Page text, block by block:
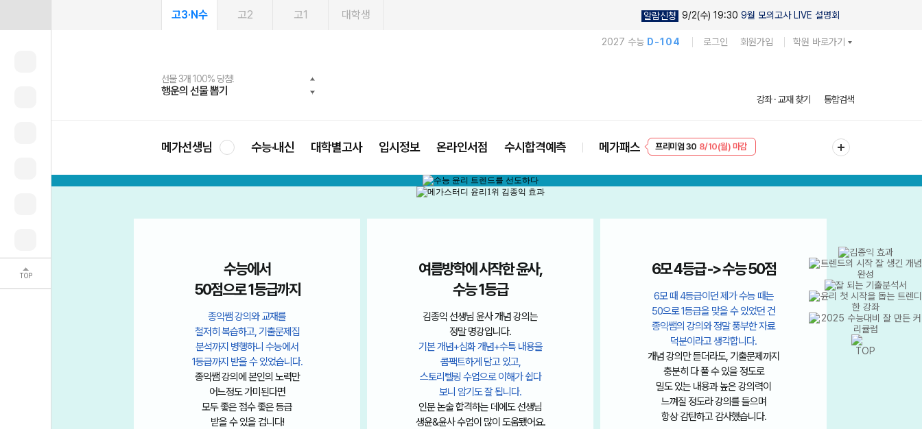
TOP
고3·N수 고2 고1 대학생 알람신청 9/2(수) 19:30 9월 모의고사 LIVE 설명회
2027 수능 D-104 로그인 회원가입 학원 바로가기
메가스터디
선물 3개 100% 당첨!
행운의 선물 뽑기
선물 100% 증정!
메가스터디 X 올리브
여름방학 스터디 캐시백
메가런 썸머스쿨
2027 러셀 단과
강사 공개선발
스마트러닝앱
설문 EVENT
메가패스
3일 무료 체험권
메가패스 수강생 무료혜택!
메가클럽 멤버십
사회공헌 캠페인
희망이룸 메가나눔
강좌 · 교재 찾기 통합검색
메가선생님 수능·내신 대학별고사 입시정보 온라인서점 수시합격예측 메가패스
EVENT 8/10(월) 마감
* 2018년 ~ 현재까지 메가스터디 생활과윤리/윤리와사상 매출 기준
에서
1등급까지
여름방학에 시작한 윤사,
수능 1등급
김종익 선생님 윤사 개념 강의는
정말 명강입니다.
기본 개념+심화 개념+수특 내용을
콤팩트하게 담고 있고,
스토리텔링 수업으로 이해가 쉽다
보니 암기도 잘 됩니다.
인문 논술 합격하는 데에도 선생님
생윤&윤사 수업이 많이 도움됐어요.
6모 4등급 -> 수능 50점
6모 때 4등급이던 제가 수능 때는
50으로 1등급을 맞을 수 있었던 건
종익쌤의 강의와 정말 풍부한 자료
덕분이라고 생각합니다.
개념 강의만 듣더라도, 기출문제까지
충분히 다 풀 수 있을 정도로
밀도 있는 내용과 높은 강의력이
느껴질 정도라 강의를 들으며
항상 감탄하고 감사했습니다.
9월에 생윤으로 바꿨는데
50점??!!!
9월 모의고사 보고
생윤으로 바꿨는데 막상 하려니
엄청 막막했습니다…
한 번도 평가원 모의고사로 생윤
본 적이 없어서 걱정했었는데..
커리 타면서 생윤에 대한 자신감을
채워나간 것 같습니다.
수능날 가채점했을 때 생애 처음으로
이거
6모 4 → 9
마
정